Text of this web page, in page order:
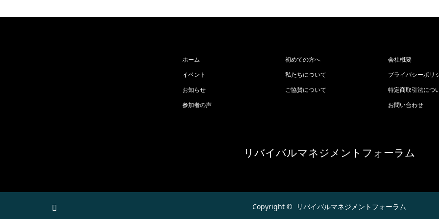
ホーム
イベント
お知らせ
参加者の声
初めての方へ
私たちについて
ご協賛について
会社概要
プライバシーポリ
特定商取引法につ
お問い合わせ
リバイバルマネジメントフォーラム
Copyright © リバイバルマネジメントフォーラム